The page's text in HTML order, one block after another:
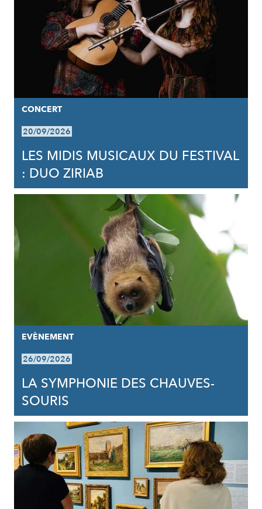
CONCERT
20/09/2026
LES MIDIS MUSICAUX DU FESTIVAL
: DUO ZIRIAB
EVÈNEMENT
26/09/2026
LA SYMPHONIE DES CHAUVES-
SOURIS